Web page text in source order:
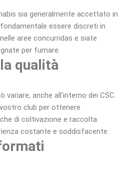
sia generalmente accettato in
essere discreti in
aree concurridas e siate
per fumare.
qualità
variare, anche all'interno dei CSC.
club per ottenere
di coltivazione e raccolta.
costante e soddisfacente.